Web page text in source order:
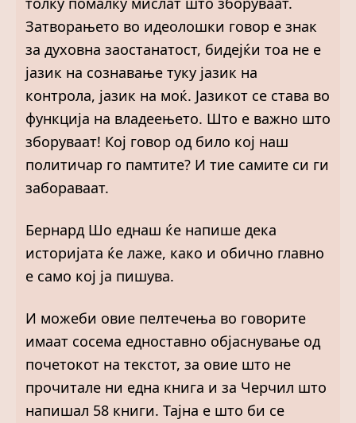
Затворањето во идеолошки говор е знак
за духовна заостанатост, бидејќи тоа не е
јазик на сознавање туку јазик на
контрола, јазик на моќ. Јазикот се става во
функција на владеењето. Што е важно што
зборуваат! Кој говор од било кој наш
политичар го памтите? И тие самите си ги
забораваат.
Бернард Шо еднаш ќе напише дека
историјата ќе лаже, како и обично главно
е само кој ја пишува.
И можеби овие пелтечења во говорите
имаат сосема едноставно објаснување од
почетокот на текстот, за овие што не
прочитале ни една книга и за Черчил што
напишал 58 книги. Тајна е што би се